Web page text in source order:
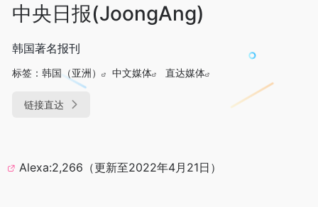
中央日报(JoongAng)
韩国著名报刊
标签： 韩国（亚洲） 中文媒体 直达媒体
链接直达
Alexa:2,266（更新至2022年4月21日）